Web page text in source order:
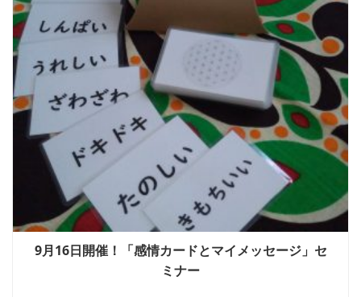
9月16日開催！「感情カードとマイメッセージ」セ
ミナー